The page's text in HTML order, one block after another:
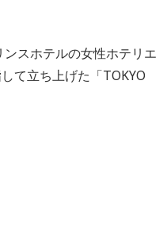
スホテルの女性ホテリエ
て立ち上げた「TOKYO